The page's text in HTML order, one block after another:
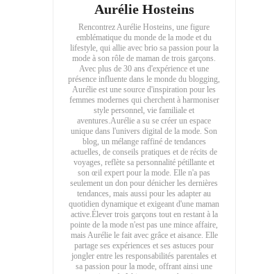
Aurélie Hosteins
Rencontrez Aurélie Hosteins, une figure
emblématique du monde de la mode et du
lifestyle, qui allie avec brio sa passion pour la
mode à son rôle de maman de trois garçons.
Avec plus de 30 ans d'expérience et une
présence influente dans le monde du blogging,
Aurélie est une source d'inspiration pour les
femmes modernes qui cherchent à harmoniser
style personnel, vie familiale et
aventures.Aurélie a su se créer un espace
unique dans l'univers digital de la mode. Son
blog, un mélange raffiné de tendances
actuelles, de conseils pratiques et de récits de
voyages, reflète sa personnalité pétillante et
son œil expert pour la mode. Elle n'a pas
seulement un don pour dénicher les dernières
tendances, mais aussi pour les adapter au
quotidien dynamique et exigeant d'une maman
active.Élever trois garçons tout en restant à la
pointe de la mode n'est pas une mince affaire,
mais Aurélie le fait avec grâce et aisance. Elle
partage ses expériences et ses astuces pour
jongler entre les responsabilités parentales et
sa passion pour la mode, offrant ainsi une